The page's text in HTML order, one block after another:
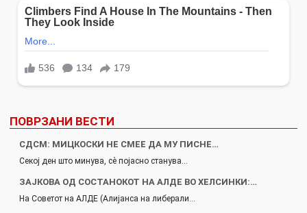
ПОВРЗАНИ ВЕСТИ
СДСМ: МИЦКОСКИ НЕ СМЕЕ ДА МУ ПИСНЕ…
Секој ден што минува, сè појасно станува…
ЗАЈКОВА ОД СОСТАНОКОТ НА АЛДЕ ВО ХЕЛСИНКИ:…
На Советот на АЛДЕ (Алијанса на либерали…